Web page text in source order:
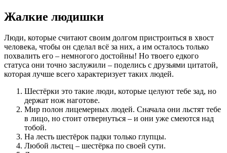
Жалкие людишки
Люди, которые считают своим долгом пристроиться в хвост
человека, чтобы он сделал всё за них, а им осталось только
похвалить его – немногого достойны! Но твоего едкого
статуса они точно заслужили – поделись с друзьями цитатой,
которая лучше всего характеризует таких людей.
Шестёрки это такие люди, которые целуют тебе зад, но
держат нож наготове.
Мир полон лицемерных людей. Сначала они льстят тебе
в лицо, но стоит отвернуться – и они уже смеются над
тобой.
На лесть шестёрок падки только глупцы.
Любой льстец – шестёрка по своей сути.